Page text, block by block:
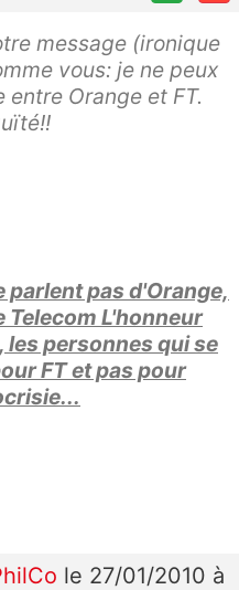
message (ironique
vous: je ne peux
Orange et FT.
parlent pas d'Orange,
Telecom L'honneur
les personnes qui se
FT et pas pour
le 27/01/2010 à